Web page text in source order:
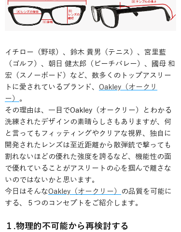
イチロー（野球）、鈴木 貴男（テニス）、宮里藍
（ゴルフ）、朝日 健太郎（ビーチバレー）、國母 和
宏（スノーボード）など、数多くのトップアスリー
トに愛されているブランド、 Oakley（オークリ
ー） 。
その理由は、一目でOakley（オークリー）とわかる
洗練されたデザインの素晴らしさもありますが、何
と言ってもフィッティングやクリアな視界、独自に
開発されたレンズは至近距離から散弾銃で撃っても
割れないほどの優れた強度を誇るなど、機能性の面
で優れていることがアスリートの心を掴んで離さな
いのではないかと思います。
今日はそんなOakley（オークリー）
の品質を可能に
する、５つのコンセプトをご紹介します。
１.物理的不可能から再検討する